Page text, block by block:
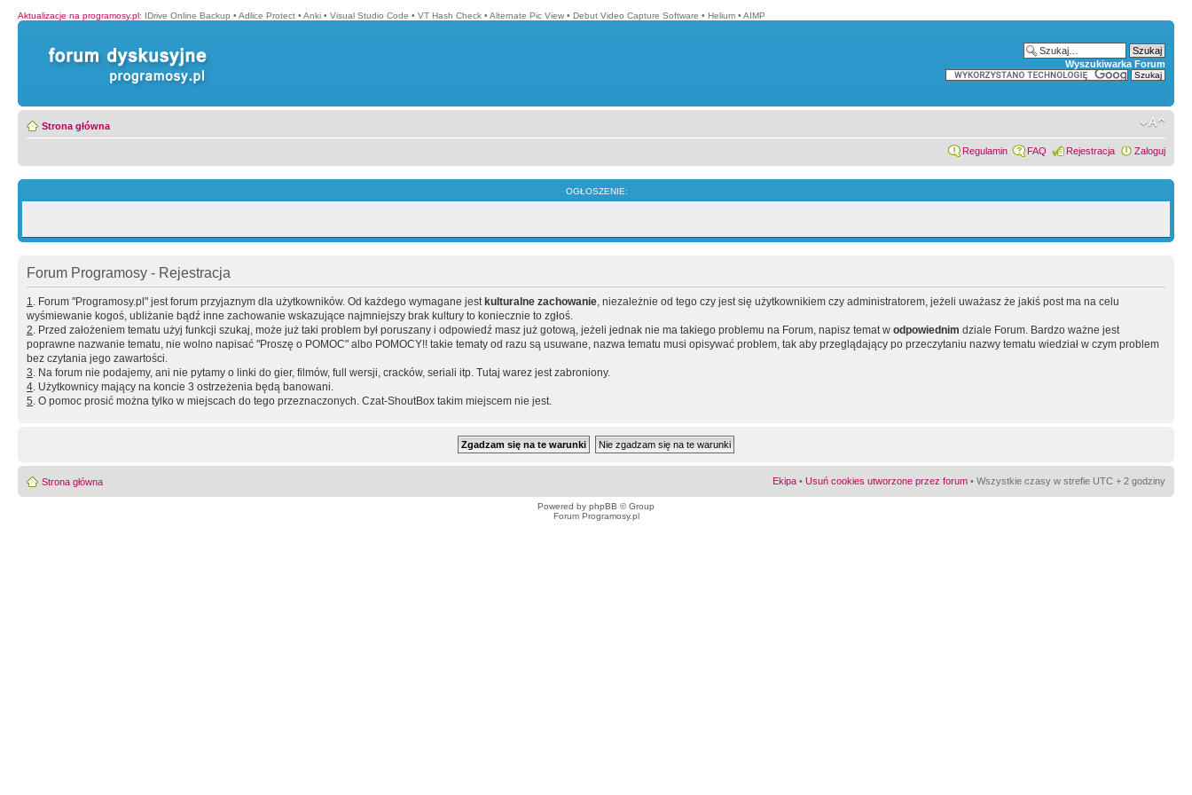
Aktualizacje na programosy.pl: IDrive Online Backup • Adlice Protect • Anki • Visual Studio Code • VT Hash Check • Alternate Pic View • Debut Video Capture Software • Helium • AIMP
Wyszukiwarka Forum
Strona główna
Regulamin FAQ Rejestracja Zaloguj
OGŁOSZENIE:
Forum Programosy - Rejestracja
1. Forum "Programosy.pl" jest forum przyjaznym dla użytkowników. Od każdego wymagane jest kulturalne zachowanie, niezależnie od tego czy jest się użytkownikiem czy administratorem, jeżeli uważasz że jakiś post ma na celu
wyśmiewanie kogoś, ubliżanie bądź inne zachowanie wskazujące najmniejszy brak kultury to koniecznie to zgłoś.
2. Przed założeniem tematu użyj funkcji szukaj, może już taki problem był poruszany i odpowiedź masz już gotową, jeżeli jednak nie ma takiego problemu na Forum, napisz temat w odpowiednim dziale Forum. Bardzo ważne jest
poprawne nazwanie tematu, nie wolno napisać "Proszę o POMOC" albo POMOCY!! takie tematy od razu są usuwane, nazwa tematu musi opisywać problem, tak aby przeglądający po przeczytaniu nazwy tematu wiedział w czym problem
bez czytania jego zawartości.
3. Na forum nie podajemy, ani nie pytamy o linki do gier, filmów, full wersji, cracków, seriali itp. Tutaj warez jest zabroniony.
4. Użytkownicy mający na koncie 3 ostrzeżenia będą banowani.
5. O pomoc prosić można tylko w miejscach do tego przeznaczonych. Czat-ShoutBox takim miejscem nie jest.
Strona główna Ekipa • Usuń cookies utworzone przez forum • Wszystkie czasy w strefie UTC + 2 godziny
Powered by phpBB © Group
Forum Programosy.pl